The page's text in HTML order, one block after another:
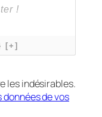
[+]
les indésirables.
données de vos